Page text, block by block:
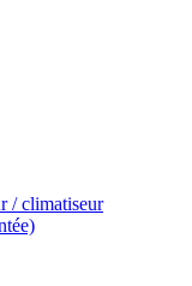
/ climatiseur